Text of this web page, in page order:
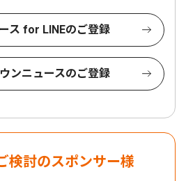
ス for LINEのご登録
ンニュースのご登録
検討のスポンサー様